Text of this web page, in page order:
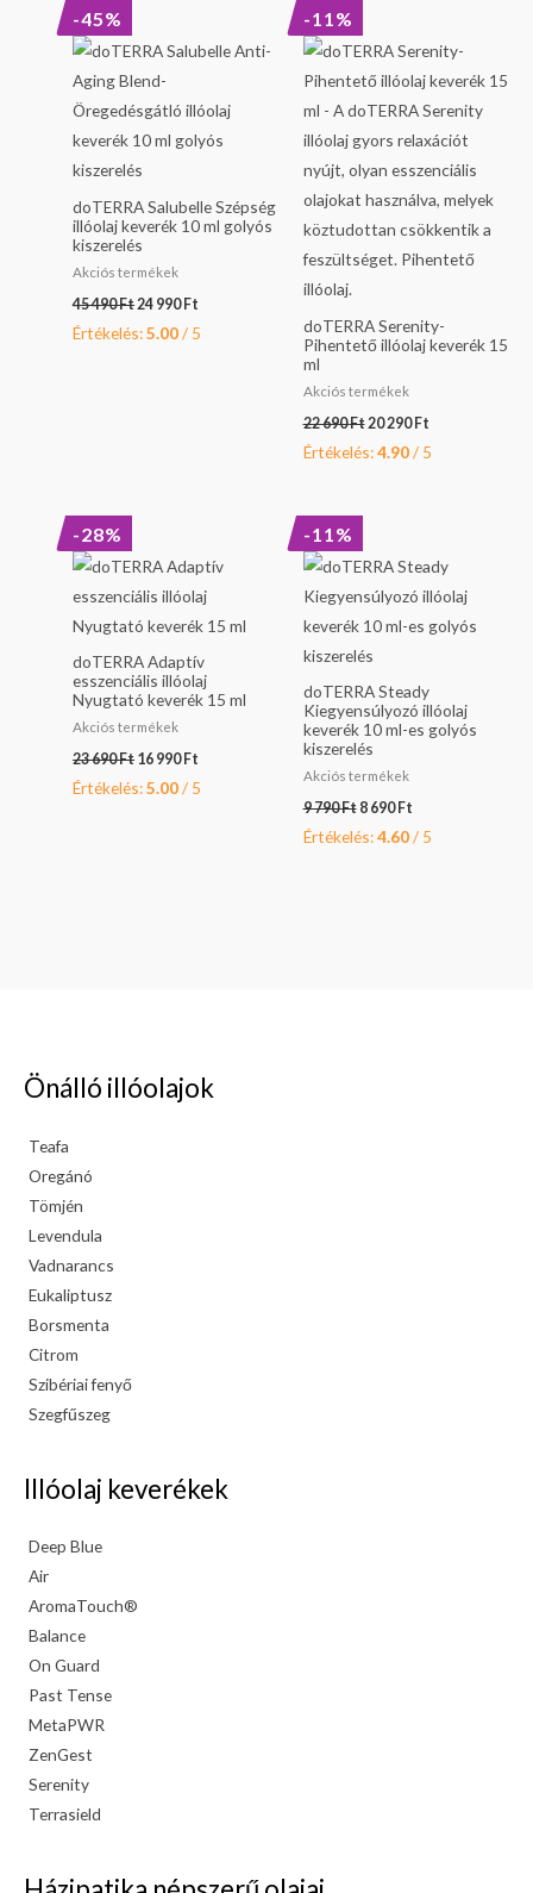
-45%
doTERRA Salubelle Szépség
illóolaj keverék 10 ml golyós
kiszerelés
Akciós termékek
45 490Ft
was:
490 Ft.
24 990Ft
is:
Értékelés:5.00/ 5
-11%
doTERRA Serenity-
Pihentető illóolaj keverék 15
ml
Akciós termékek
22 690Ft
was:
690 Ft.
20 290Ft
is:
290 Ft.
Értékelés:4.90/ 5
-28%
doTERRA Adaptív
esszenciális illóolaj
Nyugtató keverék 15 ml
Akciós termékek
23 690Ft
was:
690 Ft.
16 990 Ft
is:
990 Ft.
Értékelés:5.00/ 5
-11%
doTERRA Steady
Kiegyensúlyozó illóolaj
keverék 10 ml-es golyós
kiszerelés
Akciós termékek
9 790Ft
was:
790 Ft.
8 690 Ft
is:
690 Ft.
Értékelés:4.60/ 5
Önálló illóolajok
Teafa
Oregánó
Tömjén
Levendula
Vadnarancs
Eukaliptusz
Borsmenta
Citrom
Szibériai fenyő
Szegfűszeg
Illóolaj keverékek
Deep Blue
Air
AromaTouch®
Balance
On Guard
Past Tense
MetaPWR
ZenGest
Serenity
Terrasield